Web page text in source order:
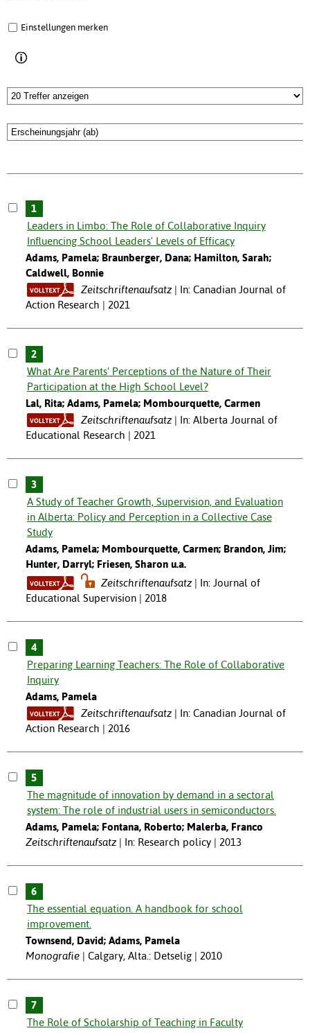
Einstellungen merken
1
Leaders in Limbo: The Role of Collaborative Inquiry
Influencing School Leaders' Levels of Efficacy
Adams, Pamela; Braunberger, Dana; Hamilton, Sarah;
Caldwell, Bonnie
Zeitschriftenaufsatz
In: Canadian Journal of
Action Research | 2021
2
What Are Parents' Perceptions of the Nature of Their
Participation at the High School Level?
Lal, Rita; Adams, Pamela; Mombourquette, Carmen
Zeitschriftenaufsatz
In: Alberta Journal of
Educational Research | 2021
3
A Study of Teacher Growth, Supervision, and Evaluation
in Alberta: Policy and Perception in a Collective Case
Study
Adams, Pamela; Mombourquette, Carmen; Brandon, Jim;
Hunter, Darryl; Friesen, Sharon u.a.
Zeitschriftenaufsatz
In: Journal of
Educational Supervision | 2018
4
Preparing Learning Teachers: The Role of Collaborative
Inquiry
Adams, Pamela
Zeitschriftenaufsatz
In: Canadian Journal of
Action Research | 2016
5
The magnitude of innovation by demand in a sectoral
system: The role of industrial users in semiconductors.
Adams, Pamela; Fontana, Roberto; Malerba, Franco
Zeitschriftenaufsatz
In: Research policy | 2013
6
The essential equation. A handbook for school
improvement.
Townsend, David; Adams, Pamela
Monografie
Calgary, Alta.: Detselig | 2010
7
The Role of Scholarship of Teaching in Faculty